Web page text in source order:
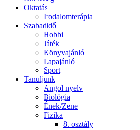
Oktatás
Irodalomterápia
Szabadidő
Hobbi
Játék
Könyvajánló
Lapajánló
Sport
Tanuljunk
Angol nyelv
Biológia
Ének/Zene
Fizika
8. osztály